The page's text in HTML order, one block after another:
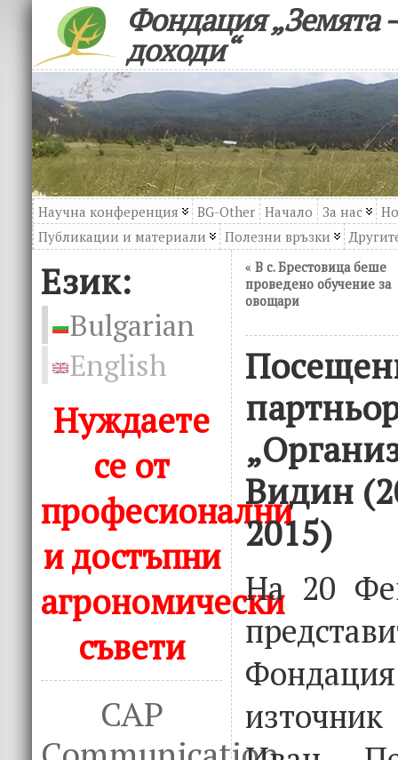
Фондация „Земята
доходи“
Научна конференция BG-Other Начало За нас
Публикации и материали
Полезни връзки
Език:
Bulgarian
English
Нуждаете
се от
професионални
и достъпни
агрономически
съвети
CAP
« В с. Брестовица беше
проведено обучение за
овощари
Видин
2015)
На 20